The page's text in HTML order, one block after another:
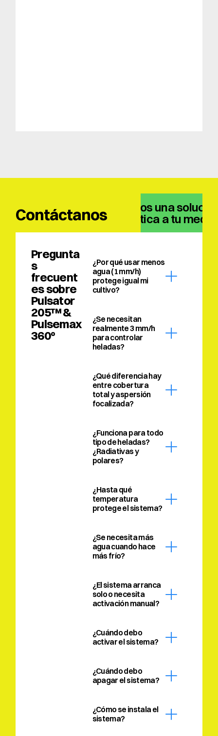
Contáctanos Tenemos una
climática a tu
Pregunta
s
frecuent
es sobre
Pulsator
205™ &
Pulsemax
360º
¿Por qué usar menos
agua (1 mm/h)
protege igual mi
cultivo?
¿Se necesitan
realmente 3 mm/h
para controlar
heladas?
¿Qué diferencia hay
entre cobertura
total y aspersión
focalizada?
¿Funciona para todo
tipo de heladas?
¿Radiativas y
polares?
¿Hasta qué
temperatura
protege el sistema?
¿Se necesita más
agua cuando hace
más frío?
¿El sistema arranca
solo o necesita
activación manual?
¿Cuándo debo
activar el sistema?
¿Cuándo debo
apagar el sistema?
¿Cómo se instala el
sistema?